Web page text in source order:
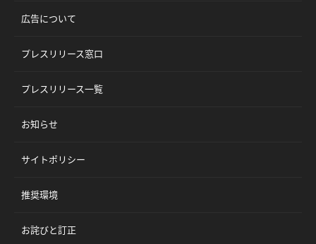
広告について
プレスリリース窓口
プレスリリース一覧
お知らせ
サイトポリシー
推奨環境
お詫びと訂正